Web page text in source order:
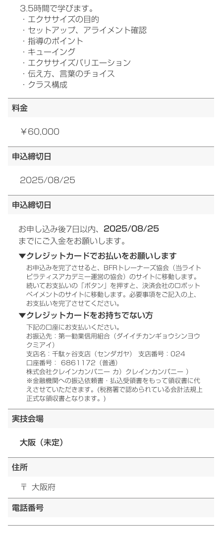
3.5時間で学びます。
・エクササイズの目的
・セットアップ、アライメント確認
・指導のポイント
・キューイング
・エクササイズバリエーション
・伝え方、言葉のチョイス
・クラス構成
料金
￥60,000
申込締切日
2025/08/25
申込締切日
お申し込み後7日以内、 2025/08/25
までにご入金をお願いします。
▼クレジットカードでお払いをお願いします
お申込みを完了させると、BFRトレーナーズ協会（当ライト
ピラティスアカデミー運営の協会）のサイトに移動します。
続いてお支払いの「ボタン」を押すと、決済会社のロボット
ペイメントのサイトに移動します。必要事項をご記入の上、
お支払いを完了させてください。
▼クレジットカードをお持ちでない方
下記の口座にお支払いください。
お振込先：第一勧業信用組合（ダイイチカンギョウシンヨウ
クミアイ）
支店名：千駄ヶ谷支店（センダガヤ） 支店番号：024
口座番号： 6861172（普通）
株式会社クレインカンパニー カ）クレインカンパニー ）
※金融機関への振込依頼書・払込受領書をもって領収書に代
えさせていただきます。(税務署で認められている会計法規上
正式な領収書となります。)
実技会場
大阪（未定）
住所
〒 大阪府
電話番号